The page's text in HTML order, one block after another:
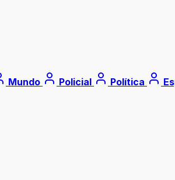
Mundo Policial Política